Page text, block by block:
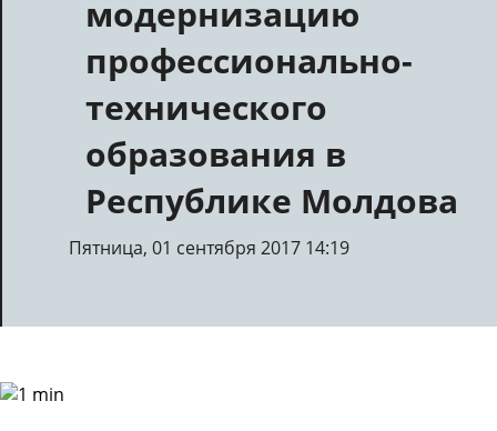
модернизацию
профессионально-
технического
образования в
Республике Молдова
Пятница, 01 сентября 2017 14:19